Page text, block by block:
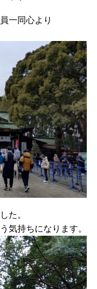
一同心より
た。
気持ちになります。